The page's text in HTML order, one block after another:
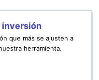
inversión
que más se ajusten a
herramienta.